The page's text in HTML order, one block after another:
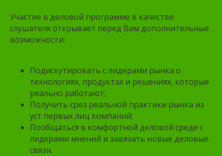
Участие в деловой программе в качестве
слушателя открывает перед Вам дополнительные
возможности:
Подискутировать с лидерами рынка о
технологиях, продуктах и решениях, которые
реально работают;
Получить срез реальной практики рынка из
уст первых лиц компаний;
Пообщаться в комфортной деловой среде с
лидерами мнений и завязать новые деловые
связи.